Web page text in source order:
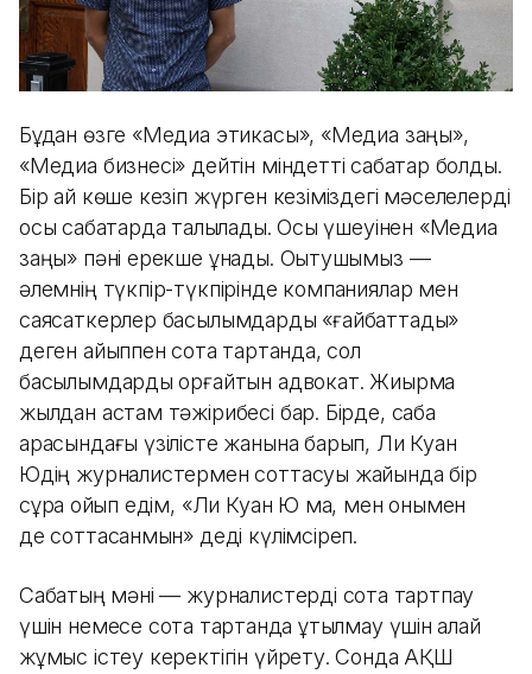
Бұдан өзге «Медиа этикасы», «Медиа заңы»,
«Медиа бизнесі» дейтін міндетті сабақтар болды.
Бір ай көше кезіп жүрген кезіміздегі мәселелерді
осы сабақтарда талқыладық. Осы үшеуінен «Медиа
заңы» пәні ерекше ұнады. Оқытушымыз —
әлемнің түкпір-түкпірінде компаниялар мен
саясаткерлер басылымдарды «ғайбаттады»
деген айыппен сотқа тартқанда, сол
басылымдарды қорғайтын адвокат. Жиырма
жылдан астам тәжірибесі бар. Бірде, сабақ
арасындағы үзілісте жанына барып, Ли Куан
Юдің журналистермен соттасуы жайында бір
сұрақ қойып едім, «Ли Куан Ю ма, мен онымен
де соттасқанмын» деді күлімсіреп.
Сабақтың мәні — журналистерді сотқа тартпау
үшін немесе сотқа тартқанда ұтылмау үшін қалай
жұмыс істеу керектігін үйрету. Сонда АҚШ